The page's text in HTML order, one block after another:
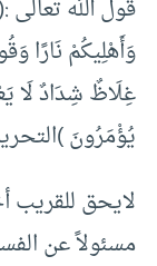
قول الله تعالى
وَأَهْلِيكُمْ نَارًا
غِلَاظٌ شِدَادٌ لَا
يُؤْمَرُونَ
لايحق للقريب
مسئولاً عن